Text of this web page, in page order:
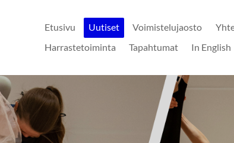
Etusivu Uutiset Voimistelujaosto
Harrastetoiminta
Tapahtumat In English